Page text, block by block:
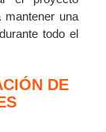
una
todo el
DE